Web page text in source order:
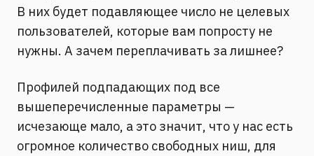
В них будет подавляющее число не целевых
пользователей, которые вам попросту не
нужны. А зачем переплачивать за лишнее?
Профилей подпадающих под все
вышеперечисленные параметры —
исчезающе мало, а это значит, что у нас есть
огромное количество свободных ниш, для